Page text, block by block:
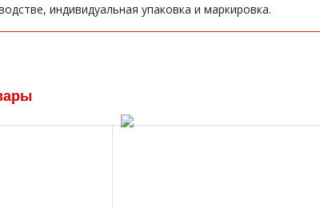
индивидуальная упаковка и маркировка.